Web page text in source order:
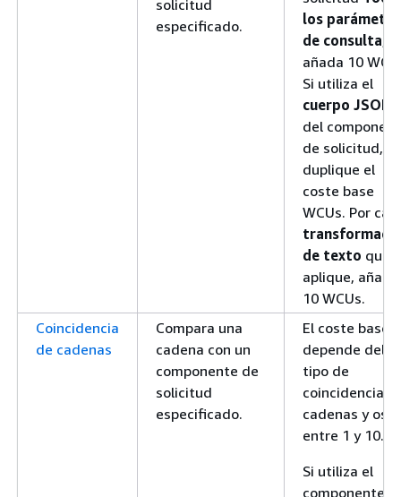
solicitud
especificado.
los
de consulta
añada 10
Si utiliza el
cuerpo JSON
del
de solicitud,
duplique el
coste base
WCUs. Por
de texto que
aplique, añada
10 WCUs.
Coincidencia
de cadenas
Compara una
cadena con un
componente de
solicitud
especificado.
El coste base
depende del
tipo de
coincidencia
cadenas y
entre 1 y 10.
Si utiliza el
componente